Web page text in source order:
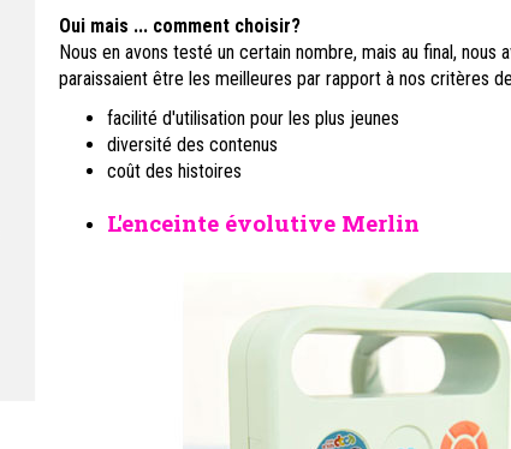
Oui mais ... comment choisir?
Nous en avons testé un certain nombre, mais au final, nous
paraissaient être les meilleures par rapport à nos critères
facilité d'utilisation pour les plus jeunes
diversité des contenus
coût des histoires
L'enceinte évolutive Merlin